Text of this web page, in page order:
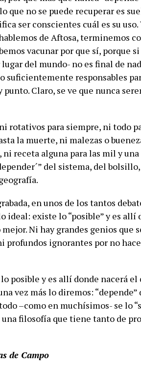
que no se puede recuperar es
ser conscientes cuál es su
de Aftosa, terminemos
vacunar por que sí, porque
del mundo- no es final de
suficientemente responsables
Claro, se ve que nunca
rotativos para siempre, ni todo
la muerte, ni malezas o
ni receta alguna para las mil y
del sistema, del
en unos de los tantos
ideal: existe lo “posible” y es allí
Ni hay grandes genios que
profundos ignorantes por no
posible y es allí donde nacerá
vez más lo diremos: “depende”
–como en muchísimos- se lo
filosofía que tiene tanto de
de Campo